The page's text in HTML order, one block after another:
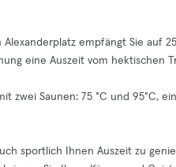
empfängt Sie auf
eine Auszeit vom hektischen
zwei Saunen: 75 °C und 95°C,
sportlich Ihnen Auszeit zu